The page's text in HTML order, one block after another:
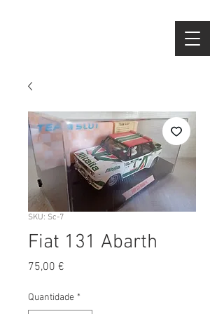
SKU: Sc-7
Fiat 131 Abarth
75,00 €
Quantidade *